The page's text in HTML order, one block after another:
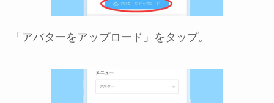
「アバターをアップロード」をタップ。